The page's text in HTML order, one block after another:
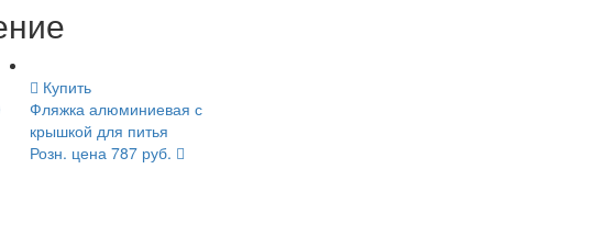
Купить
Фляжка алюминиевая с
крышкой для питья
Розн. цена 787 руб.